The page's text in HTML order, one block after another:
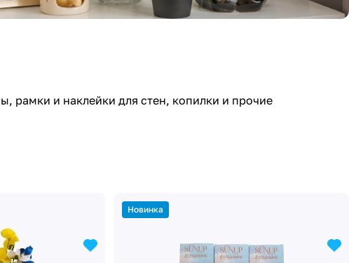
рамки и наклейки для стен, копилки и прочие
Новинка